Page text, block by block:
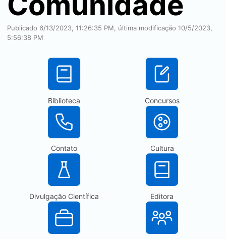
Publicado 6/13/2023, 11:26:35 PM, última modificação 10/5/2023,
5:56:38 PM
Biblioteca Concursos
Contato Cultura
Divulgação Científica Editora